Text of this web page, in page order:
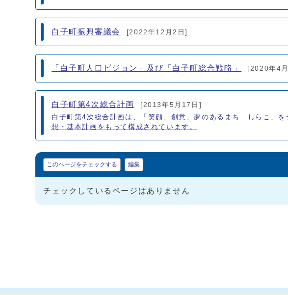
白子町振興審議会 [2022年12月2日]
「白子町人口ビジョン」及び「白子町総合戦略」 [2020年4
白子町第4次総合計画
[2013年5月17日]
白子町第4次総合計画は、「笑顔、創意、夢のあるまち しらこ」
想・基本計画をもって構成されています。
マイページ
このページをチェックする 編集
チェックしているページはありません